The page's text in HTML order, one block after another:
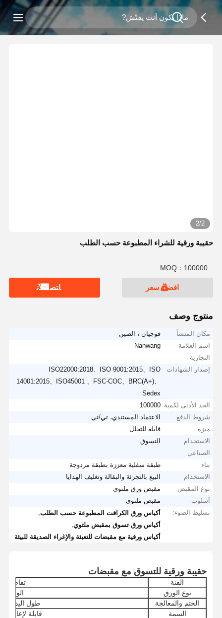
2/2
حقيبة ورقية للشراء المطبوعة حسب الطلب
MOQ：100000
افضل سعر ﺎﺘﺼﻟ ﺍﻶﻧ
منتوج وصف
مكان المنشأ
فوجيان ، الصين
اسم العلامة
التجارية
Nanwang
إصدار الشهادات
ISO22000:2018、ISO 9001:2015、ISO
14001:2015、ISO45001 、FSC-COC、BRC(A+)、
Sedex
الحد الأدنى لكمية 100000
شروط الدفع
الاعتماد المستندي، تي/تي
ميزة
قابلة للتحلل
الاستخدام
الصناعي
التسوق
بناء
طبقة سفلية معززة بطبقة مزدوجة
الاستخدام
البيع بالتجزئة والبقالة وتغليف الهدايا
نوع المقبض
مقبض ورق ملتوي
أسلوب
مقبض ملتوي
تسليط الضوء:
أكياس ورق الكرافت المطبوعة حسب الطلب
أكياس ورق تسوق بمقبض ملتوي
أكياس ورقية مع مقبضات للتعبئة والإغراء الصديقة للبيئة
حقيبة ورقية للتسوق مع مقبضات
الفئة
تفاصيل
نوع الورق
الورق
الختم والمعالجة
طول اليد
السمة
قابلة لإعادة